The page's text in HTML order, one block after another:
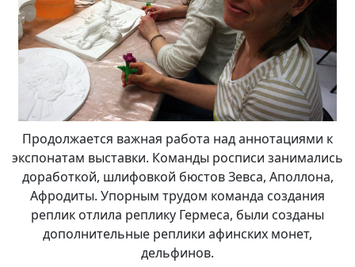
Продолжается важная работа над аннотациями к
экспонатам выставки. Команды росписи занимались
доработкой, шлифовкой бюстов Зевса, Аполлона,
Афродиты. Упорным трудом команда создания
реплик отлила реплику Гермеса, были созданы
дополнительные реплики афинских монет,
дельфинов.